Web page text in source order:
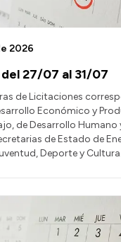
27/07 al 31/07
2026
de Licitaciones
Económico y
de Desarrollo Humano
de Estado de
Deporte y